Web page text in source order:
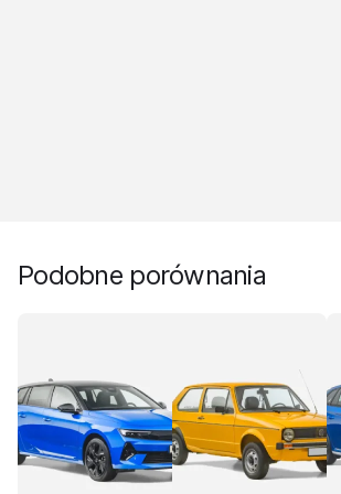
Podobne porównania